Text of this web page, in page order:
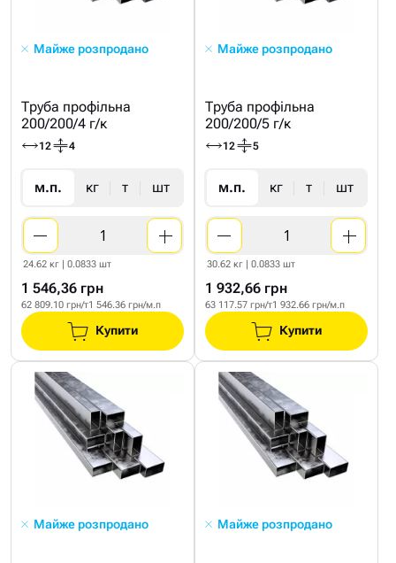
Майже розпродано
Труба профільна
200/200/4 г/к
12 4
м.п. кг т шт
24.62 кг | 0.0833 шт
1 546,36 грн
62 809.10 грн/т1 546.36 грн/м.п
Купити
Майже розпродано
Труба профільна
200/200/5 г/к
12 5
м.п. кг т шт
30.62 кг | 0.0833 шт
1 932,66 грн
63 117.57 грн/т1 932.66 грн/м.п
Купити
Майже розпродано Майже розпродано